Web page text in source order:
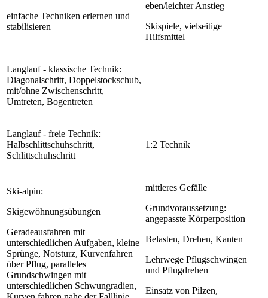
einfache Techniken erlernen und
stabilisieren
eben/leichter Anstieg
Skispiele, vielseitige
Hilfsmittel
Langlauf - klassische Technik:
Diagonalschritt, Doppelstockschub,
mit/ohne Zwischenschritt,
Umtreten, Bogentreten
Langlauf - freie Technik:
Halbschlittschuhschritt,
Schlittschuhschritt
1:2 Technik
Ski-alpin:
Skigewöhnungsübungen
Geradeausfahren mit
unterschiedlichen Aufgaben, kleine
Sprünge, Notsturz, Kurvenfahren
über Pflug, paralleles
Grundschwingen mit
unterschiedlichen Schwungradien,
mittleres Gefälle
Grundvoraussetzung:
angepasste Körperposition
Belasten, Drehen, Kanten
Lehrwege Pflugschwingen
und Pflugdrehen
Einsatz von Pilzen,